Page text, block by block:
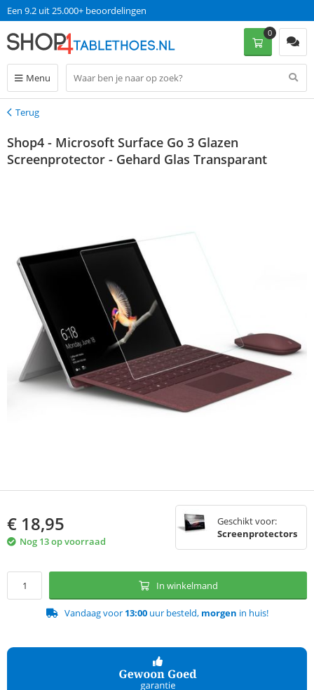
Een 9.2 uit 25.000+ beoordelingen
Menu
0
Terug
Terug
Shop4 - Microsoft Surface Go 3 Glazen
Screenprotector - Gehard Glas Transparant
€ 18,95
Nog 13 op voorraad
Geschikt voor:
Screenprotectors
In winkelmand
Vandaag voor 13:00uur besteld, morgen in huis!